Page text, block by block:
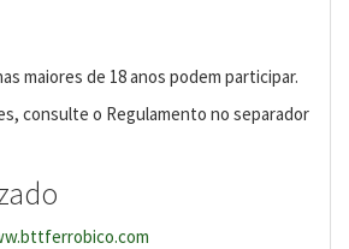
maiores de 18 anos podem participar.
consulte o Regulamento no separador